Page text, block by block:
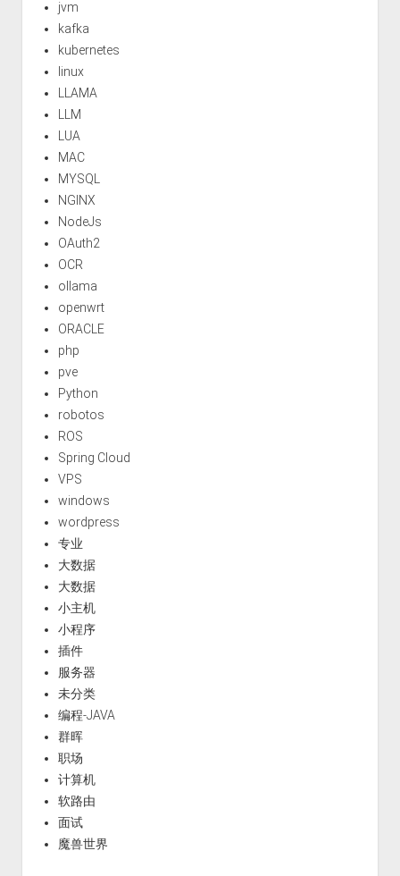
jvm
kafka
kubernetes
linux
LLAMA
LLM
LUA
MAC
MYSQL
NGINX
NodeJs
OAuth2
OCR
ollama
openwrt
ORACLE
php
pve
Python
robotos
ROS
Spring Cloud
VPS
windows
wordpress
专业
大数据
大数据
小主机
小程序
插件
服务器
未分类
编程-JAVA
群晖
职场
计算机
软路由
面试
魔兽世界